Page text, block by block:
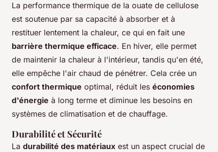
La performance thermique de la ouate de cellulose
est soutenue par sa capacité à absorber et à
restituer lentement la chaleur, ce qui en fait une
barrière thermique efficace. En hiver, elle permet
de maintenir la chaleur à l'intérieur, tandis qu'en été,
elle empêche l'air chaud de pénétrer. Cela crée un
confort thermique optimal, réduit les économies
d'énergie à long terme et diminue les besoins en
systèmes de climatisation et de chauffage.
Durabilité et Sécurité
La durabilité des matériaux est un aspect crucial de